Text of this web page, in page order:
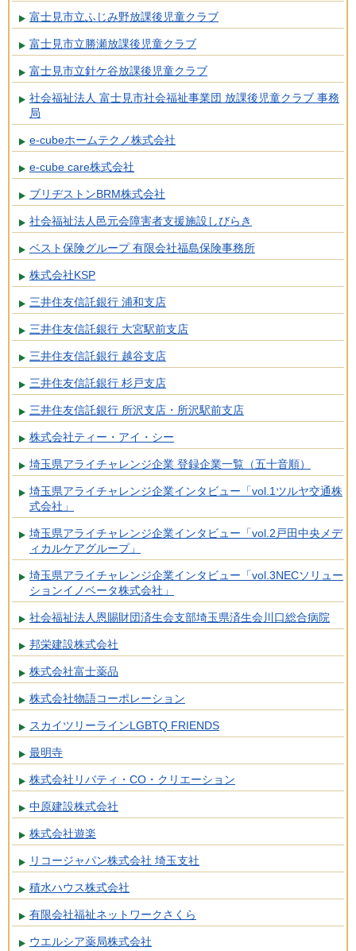
富士見市立ふじみ野放課後児童クラブ
富士見市立勝瀬放課後児童クラブ
富士見市立針ケ谷放課後児童クラブ
社会福祉法人 富士見市社会福祉事業団 放課後児童クラブ 事務
局
e-cubeホームテクノ株式会社
e-cube care株式会社
ブリヂストンBRM株式会社
社会福祉法人邑元会障害者支援施設しびらき
ベスト保険グループ 有限会社福島保険事務所
株式会社KSP
三井住友信託銀行 浦和支店
三井住友信託銀行 大宮駅前支店
三井住友信託銀行 越谷支店
三井住友信託銀行 杉戸支店
三井住友信託銀行 所沢支店・所沢駅前支店
株式会社ティー・アイ・シー
埼玉県アライチャレンジ企業 登録企業一覧（五十音順）
埼玉県アライチャレンジ企業インタビュー「vol.1ツルヤ交通株
式会社」
埼玉県アライチャレンジ企業インタビュー「vol.2戸田中央メデ
ィカルケアグループ」
埼玉県アライチャレンジ企業インタビュー「vol.3NECソリュー
ションイノベータ株式会社」
社会福祉法人恩賜財団済生会支部埼玉県済生会川口総合病院
邦栄建設株式会社
株式会社富士薬品
株式会社物語コーポレーション
スカイツリーラインLGBTQ FRIENDS
最明寺
株式会社リバティ・CO・クリエーション
中原建設株式会社
株式会社遊楽
リコージャパン株式会社 埼玉支社
積水ハウス株式会社
有限会社福祉ネットワークさくら
ウエルシア薬局株式会社